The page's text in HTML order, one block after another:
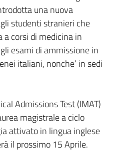
una nuova
studenti stranieri che
corsi di medicina in
esami di ammissione in
italiani, nonche’ in sedi
Admissions Test (IMAT)
magistrale a ciclo
attivato in lingua inglese
il prossimo 15 Aprile.